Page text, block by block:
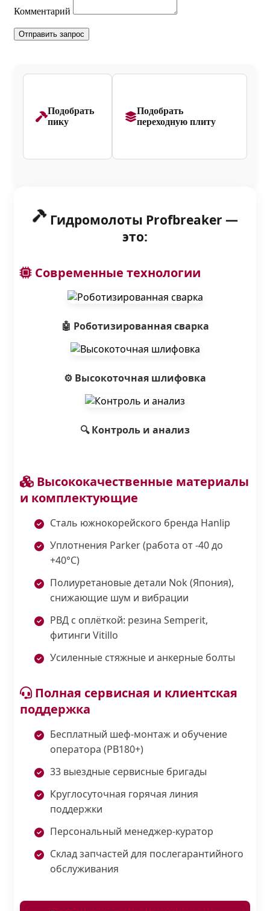
Комментарий
Подобрать
пику
Подобрать
переходную плиту
Гидромолоты Profbreaker —
это:
Современные технологии
🤖 Роботизированная сварка
⚙️ Высокоточная шлифовка
🔍 Контроль и анализ
Высококачественные материалы
и комплектующие
Сталь южнокорейского бренда Hanlip
Уплотнения Parker (работа от -40 до
+40°С)
Полиуретановые детали Nok (Япония),
снижающие шум и вибрации
РВД с оплёткой: резина Semperit,
фитинги Vitillo
Усиленные стяжные и анкерные болты
Полная сервисная и клиентская
поддержка
Бесплатный шеф-монтаж и обучение
оператора (PB180+)
33 выездные сервисные бригады
Круглосуточная горячая линия
поддержки
Персональный менеджер-куратор
Склад запчастей для послегарантийного
обслуживания